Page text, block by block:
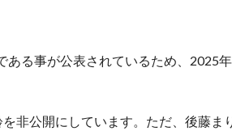
る事が公表されているため、2025
非公開にしています。ただ、後藤ま